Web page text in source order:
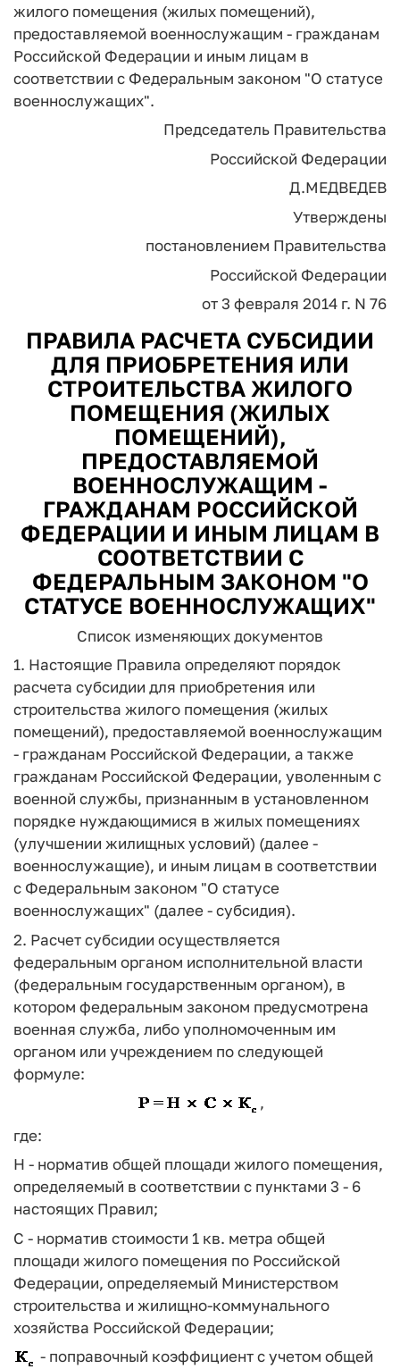
жилого помещения (жилых помещений),
предоставляемой военнослужащим - гражданам
Российской Федерации и иным лицам в
соответствии с Федеральным законом "О статусе
военнослужащих".
Председатель Правительства
Российской Федерации
Д.МЕДВЕДЕВ
Утверждены
постановлением Правительства
Российской Федерации
от 3 февраля 2014 г. N 76
ПРАВИЛА РАСЧЕТА СУБСИДИИ
ДЛЯ ПРИОБРЕТЕНИЯ ИЛИ
СТРОИТЕЛЬСТВА ЖИЛОГО
ПОМЕЩЕНИЯ (ЖИЛЫХ
ПОМЕЩЕНИЙ),
ПРЕДОСТАВЛЯЕМОЙ
ВОЕННОСЛУЖАЩИМ -
ГРАЖДАНАМ РОССИЙСКОЙ
ФЕДЕРАЦИИ И ИНЫМ ЛИЦАМ В
СООТВЕТСТВИИ С
ФЕДЕРАЛЬНЫМ ЗАКОНОМ "О
СТАТУСЕ ВОЕННОСЛУЖАЩИХ"
Список изменяющих документов
1. Настоящие Правила определяют порядок
расчета субсидии для приобретения или
строительства жилого помещения (жилых
помещений), предоставляемой военнослужащим
- гражданам Российской Федерации, а также
гражданам Российской Федерации, уволенным с
военной службы, признанным в установленном
порядке нуждающимися в жилых помещениях
(улучшении жилищных условий) (далее -
военнослужащие), и иным лицам в соответствии
с Федеральным законом "О статусе
военнослужащих" (далее - субсидия).
2. Расчет субсидии осуществляется
федеральным органом исполнительной власти
(федеральным государственным органом), в
котором федеральным законом предусмотрена
военная служба, либо уполномоченным им
органом или учреждением по следующей
формуле:
,
где:
Н - норматив общей площади жилого помещения,
определяемый в соответствии с пунктами 3 - 6
настоящих Правил;
С - норматив стоимости 1 кв. метра общей
площади жилого помещения по Российской
Федерации, определяемый Министерством
строительства и жилищно-коммунального
хозяйства Российской Федерации;
- поправочный коэффициент с учетом общей